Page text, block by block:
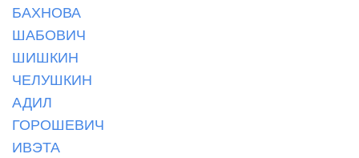
БАХНОВА
ШАБОВИЧ
ШИШКИН
ЧЕЛУШКИН
АДИЛ
ГОРОШЕВИЧ
ИВЭТА